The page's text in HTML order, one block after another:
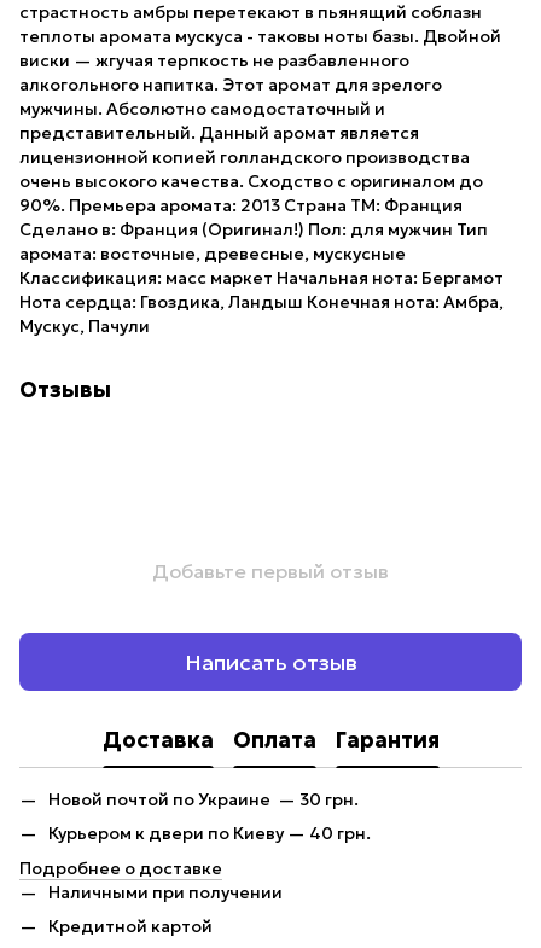
страстность амбры перетекают в пьянящий соблазн
теплоты аромата мускуса - таковы ноты базы. Двойной
виски — жгучая терпкость не разбавленного
алкогольного напитка. Этот аромат для зрелого
мужчины. Абсолютно самодостаточный и
представительный. Данный аромат является
лицензионной копией голландского производства
очень высокого качества. Сходство с оригиналом до
90%. Премьера аромата: 2013 Страна ТМ: Франция
Сделано в: Франция (Оригинал!) Пол: для мужчин Тип
аромата: восточные, древесные, мускусные
Классификация: масс маркет Начальная нота: Бергамот
Нота сердца: Гвоздика, Ландыш Конечная нота: Амбра,
Мускус, Пачули
Отзывы
Добавьте первый отзыв
Написать отзыв
Доставка Оплата Гарантия
Новой почтой по Украине — 30 грн.
Курьером к двери по Киеву — 40 грн.
Подробнее о доставке
Наличными при получении
Кредитной картой